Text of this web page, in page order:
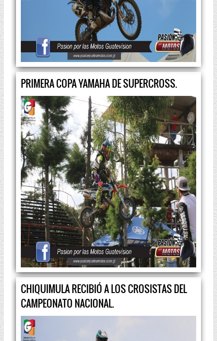
PRIMERA COPA YAMAHA DE SUPERCROSS.
CHIQUIMULA RECIBIÓ A LOS CROSISTAS DEL
CAMPEONATO NACIONAL.